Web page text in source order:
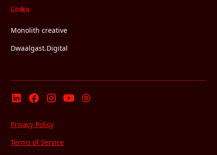
Links
Monolith creative
Dwaalgast.Digital
Privacy Policy
Terms of Service